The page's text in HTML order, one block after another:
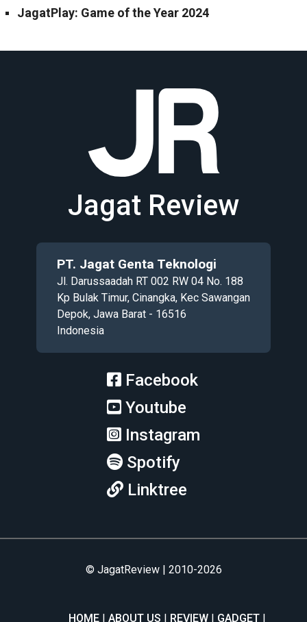
JagatPlay: Game of the Year 2024
Jagat Review
PT. Jagat Genta Teknologi
Jl. Darussaadah RT 002 RW 04 No. 188
Kp Bulak Timur, Cinangka, Kec Sawangan
Depok, Jawa Barat - 16516
Indonesia
Facebook
Youtube
Instagram
Spotify
Linktree
© JagatReview | 2010-2026
HOME ABOUT US REVIEW GADGET